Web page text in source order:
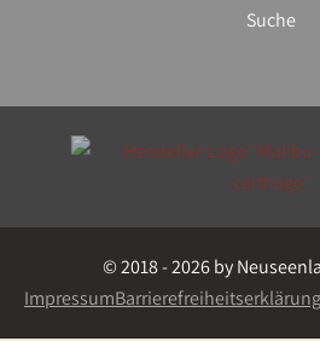
Suche
© 2018 - 2026 by
ImpressumBarrierefreiheitserklärung